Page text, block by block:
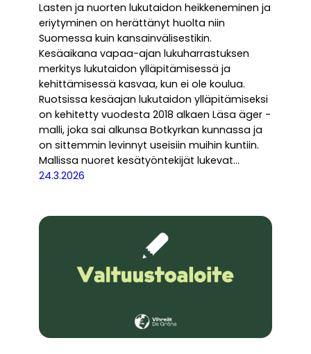
Lasten ja nuorten lukutaidon heikkeneminen ja
eriytyminen on herättänyt huolta niin
Suomessa kuin kansainvälisestikin.
Kesäaikana vapaa-ajan lukuharrastuksen
merkitys lukutaidon ylläpitämisessä ja
kehittämisessä kasvaa, kun ei ole koulua.
Ruotsissa kesäajan lukutaidon ylläpitämiseksi
on kehitetty vuodesta 2018 alkaen Läsa äger -
malli, joka sai alkunsa Botkyrkan kunnassa ja
on sittemmin levinnyt useisiin muihin kuntiin.
Mallissa nuoret kesätyöntekijät lukevat…
24.3.2026